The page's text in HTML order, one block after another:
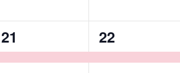
1
évènement,
21
1
évènement,
22